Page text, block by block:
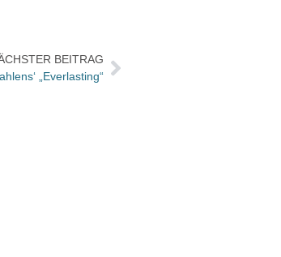
BEITRAG
„Everlasting“